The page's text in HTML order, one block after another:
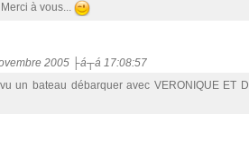
à vous...
2005 ├á┬á 17:08:57
un bateau débarquer avec VERONIQUE ET